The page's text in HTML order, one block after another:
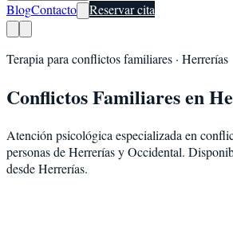
BlogContacto Reservar cita
Terapia para conflictos familiares · Herrerías
Conflictos Familiaresen
Atención psicológica especializada en
personas deHerreríasyOccidental.
desde Herrerías.